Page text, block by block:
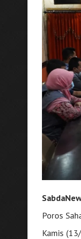
Poros
Kamis